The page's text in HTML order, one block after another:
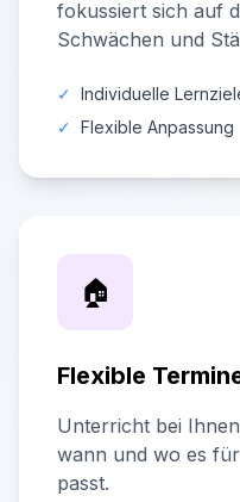
fokussiert sich auf
Schwächen und
✓ Individuelle
✓ Flexible Anpassung
🏠
Flexible
Unterricht bei
wann und wo es
passt.